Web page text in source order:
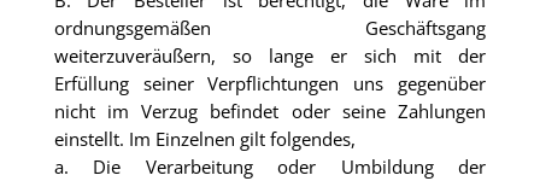
ordnungsgemäßen Geschäftsgang
weiterzuveräußern, so lange er sich mit der
Erfüllung seiner Verpflichtungen uns gegenüber
nicht im Verzug befindet oder seine Zahlungen
einstellt. Im Einzelnen gilt folgendes,
a. Die Verarbeitung oder Umbildung der